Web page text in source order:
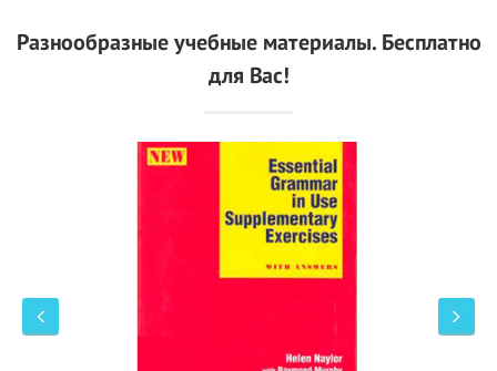
Разнообразные учебные материалы. Бесплатно
для Вас!